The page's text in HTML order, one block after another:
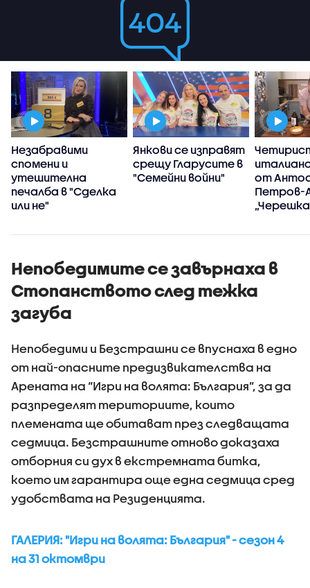
Незабравими
спомени и
утешителна
печалба в "Сделка
или не"
Янкови се изправят
срещу Гларусите в
"Семейни войни"
от
Петров-
Непобедимите се завърнаха в
Стопанството след тежка
загуба
Непобедими и Безстрашни се впуснаха в едно
от най-опасните предизвикателства на
Арената на “Игри на волята: България”, за да
разпределят териториите, които
племената ще обитават през следващата
седмица. Безстрашните отново доказаха
отборния си дух в екстремната битка,
което им гарантира още една седмица сред
удобствата на Резиденцията.
ГАЛЕРИЯ: "Игри на волята: България" - сезон 4
на 31 октомври